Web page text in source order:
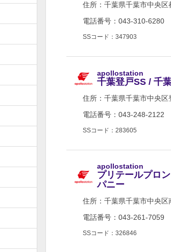
住所： 千葉県千葉市中央区
電話番号：043-310-6280
SSコード：347903
apollostation
千葉登戸SS / 千
住所： 千葉県千葉市中央区
電話番号：043-248-2122
SSコード：283605
apollostation
プリテールプロ
パニー
住所： 千葉県千葉市中央区
電話番号：043-261-7059
SSコード：326846